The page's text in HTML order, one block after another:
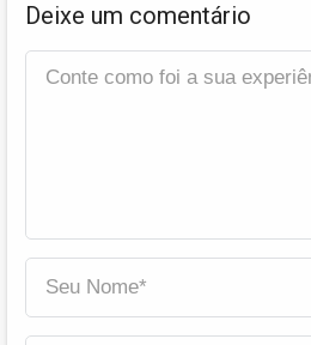
Deixe um comentário